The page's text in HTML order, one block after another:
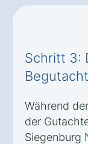
Schritt 3:
Während
der
Siegenburg